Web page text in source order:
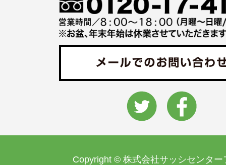
Copyright © 株式会社サッシセンター